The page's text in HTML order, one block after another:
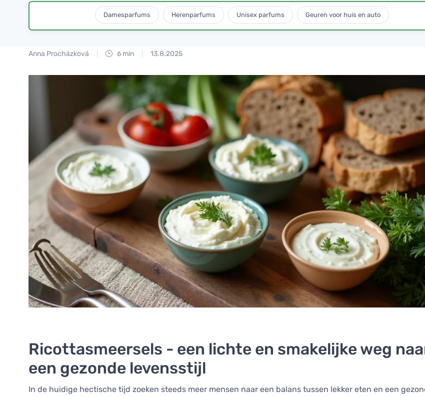
Damesparfums Herenparfums Unisex parfums Geuren voor huis en auto
Anna Procházková 6 min 13.8.2025
Ricottasmeersels - een lichte en smakelijke weg
een gezonde levensstijl
In de huidige hectische tijd zoeken steeds meer mensen naar een balans tussen lekker eten en een